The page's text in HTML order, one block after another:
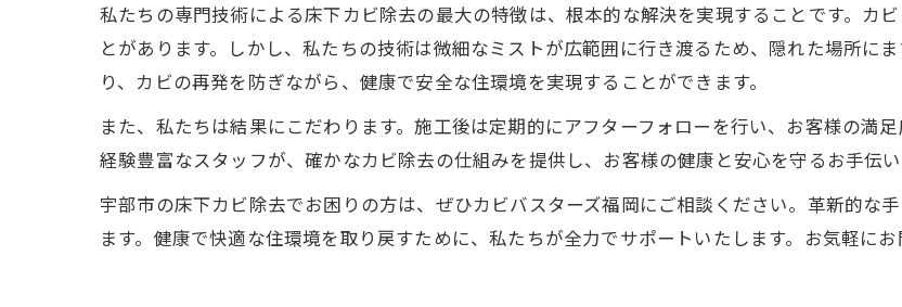
私たちの専門技術による床下カビ除去の最大の特徴は、根本的な解決を実現することです。カ
とがあります。しかし、私たちの技術は微細なミストが広範囲に行き渡るため、隠れた場所に
り、カビの再発を防ぎながら、健康で安全な住環境を実現することができます。
また、私たちは結果にこだわります。施工後は定期的にアフターフォローを行い、お客様の満
経験豊富なスタッフが、確かなカビ除去の仕組みを提供し、お客様の健康と安心を守るお手伝い
宇部市の床下カビ除去でお困りの方は、ぜひカビバスターズ福岡にご相談ください。革新的な
ます。健康で快適な住環境を取り戻すために、私たちが全力でサポートいたします。お気軽にお